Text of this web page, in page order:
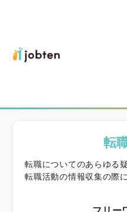
転
転職についてのあらゆる
転職活動の情報収集の際